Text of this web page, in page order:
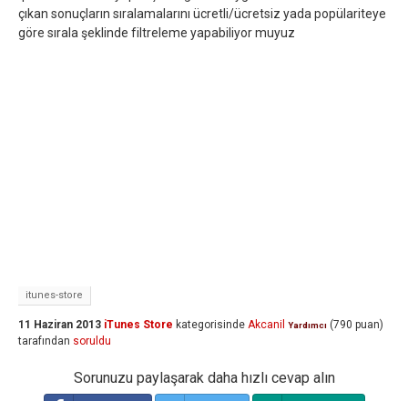
çıkan sonuçların sıralamalarını ücretli/ücretsiz yada popülariteye
göre sırala şeklinde filtreleme yapabiliyor muyuz
itunes-store
11 Haziran 2013 iTunes Store kategorisinde Akcanil Yardımcı (790 puan)
tarafından soruldu
Sorunuzu paylaşarak daha hızlı cevap alın